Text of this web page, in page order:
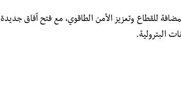
للقطاع وتعزيز الأمن الطاقوي، مع فتح آفاق جديدة
البترولية.